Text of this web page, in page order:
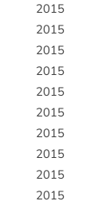
2015
2015
2015
2015
2015
2015
2015
2015
2015
2015